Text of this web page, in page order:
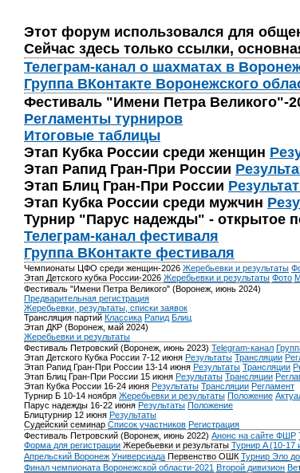
Этот форум использовался для
Сейчас здесь только ссылки,
Телеграм-канал о шахматах в
Группа ВКонтакте Воронежского
Фестиваль "Имени Петра Великого"-
Регламенты турниров
Итоговые таблицы
Этап Кубка России среди женщин
Этап Рапид Гран-При России
Этап Блиц Гран-При России
Этап Кубка России среди мужчин
Турнир "Парус надежды" - открытое
Телеграм-канал фестиваля
Группа ВКонтакте фестиваля
Чемпионаты ЦФО среди женщин-2026 Жеребьевки и результаты
Этап Детского кубка России-2026 Жеребьевки и результаты Фото
Фестиваль "Имени Петра Великого" (Воронеж, июнь 2024)
Предварительная регистрация
Жеребьевки, результаты, списки заявок
Трансляция партий Классика Рапид Блиц
Этап ДКР (Воронеж, май 2024)
Жеребьевки и результаты
Фестиваль Петровский (Воронеж, июнь 2023) Telegram-канал
Этап Детского Кубка России 7-12 июня Результаты Трансляции
Этап Рапид Гран-При России 13-14 июня Результаты Трансляции
Этап Блиц Гран-При России 15 июня Результаты Трансляции
Этап Кубка России 16-24 июня Результаты Трансляции Регламент
Турнир Б 10-14 ноября Жеребьевки и результаты Положение
Парус надежды 16-22 июня Результаты Положение
Блицтурнир 12 июня Результаты
Судейский семинар Список участников Регистрация
Фестиваль Петровский (Воронеж, июнь 2022) Анонс на сайте ФШР
Форма для регистрации Жеребьевки и результаты Турнир A (10-17
Апрельский Воронеж Универсиада Первенство ОШК Турнир Эло
Финал чемпионата Воронежской области-2021 Второй дивизион